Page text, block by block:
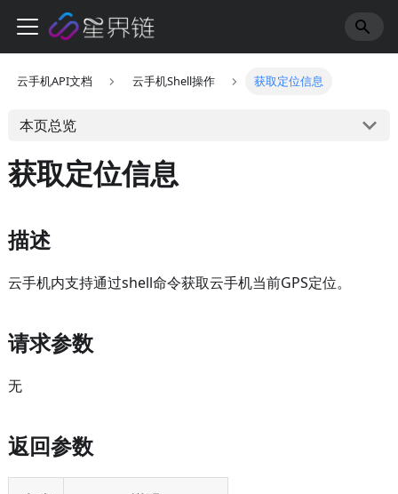
云手机API文档 云手机Shell操作 获取定位信息
本页总览
获取定位信息
描述
云手机内支持通过shell命令获取云手机当前GPS定位。
请求参数
无
返回参数